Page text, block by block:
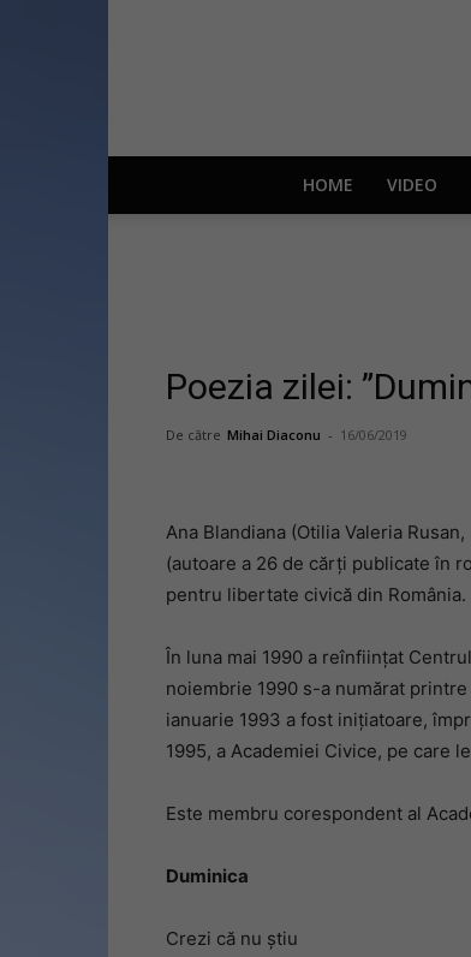
HOME VIDEO
Poezia zilei:
De către Mihai Diaconu - 16/06/2019
Ana Blandiana (Otilia Valeria
(autoare a 26 de cărți publicate în
pentru libertate civică din România.
În luna mai 1990 a reînființat
noiembrie 1990 s-a numărat
ianuarie 1993 a fost inițiatoare,
1995, a Academiei Civice, pe care
Este membru corespondent al
Duminica
Crezi că nu știu